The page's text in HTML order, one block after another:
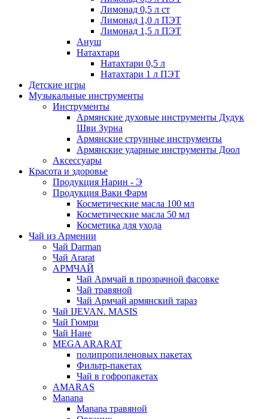
Лимонад 0,5 л ст
Лимонад 1,0 л ПЭТ
Лимонад 1,5 л ПЭТ
Ануш
Натахтари
Натахтари 0,5 л
Натахтари 1 л ПЭТ
Детские игры
Музыкальные инструменты
Инструменты
Армянские духовые инструменты Дудук
Шви Зурна
Армянские струнные инструменты
Армянские ударные инструменты Доол
Аксессуары
Красота и здоровье
Продукция Нарин - Э
Продукция Ваки Фарм
Косметические масла 100 мл
Косметические масла 50 мл
Косметика для ухода
Чай из Армении
Чай Darman
Чай Ararat
АРМЧАЙ
Чай Армчай в прозрачной фасовке
Чай травяной
Чай Армчай армянский тараз
Чай IJEVAN. MASIS
Чай Гюмри
Чай Нане
MEGA ARARAT
полипропиленовых пакетах
Фильтр-пакетах
Чай в гофропакетах
AMARAS
Manana
Manana травяной